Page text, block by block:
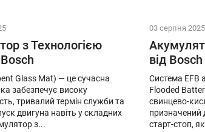
з Технологією
Glass Mat) — це сучасна
забезпечує високу
тривалий термін служби та
двигуна навіть у складних
з...
03 серпня 2025
від Bosch
Система EFB
Flooded
свинцево-
призначений
старт-стоп,